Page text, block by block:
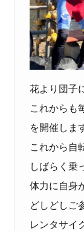
花より団子
これからも
を開催しま
これから自
しばらく乗
体力に自身
どしどしご
レンタサイ